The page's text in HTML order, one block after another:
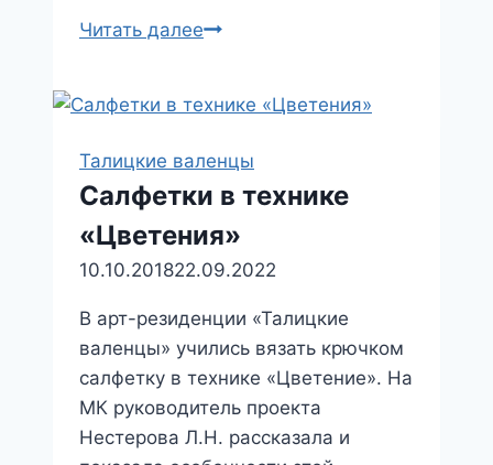
Читать далееУчастники
валенцы»
«посиделки»
в
центре
села.
Талицкие валенцы
Салфетки в технике
«Цветения»
10.10.201822.09.2022
В арт-резиденции «Талицкие
валенцы» учились вязать крючком
салфетку в технике «Цветение». На
МК руководитель проекта
Нестерова Л.Н. рассказала и